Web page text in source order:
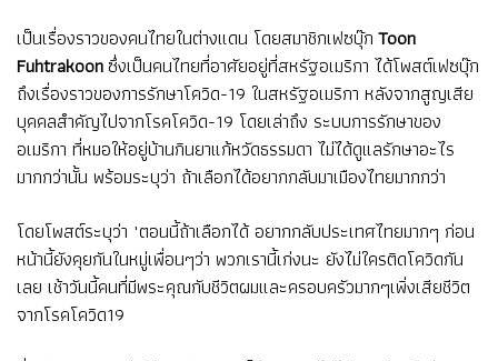
เป็นเรื่องราวของคนไทยในต่างแดน โดยสมาชิกเฟซบุ๊กToon
Fuhtrakoonซึ่งเป็นคนไทยที่อาศัยอยู่ที่สหรัฐอเมริกา ได้โพสต์เฟซบุ๊ก
ถึงเรื่องราวของการรักษาโควิด-19 ในสหรัฐอเมริกา หลังจากสูญเสีย
บุคคลสำคัญไปจากโรคโควิด-19 โดยเล่าถึง ระบบการรักษาของ
อเมริกา ที่หมอให้อยู่บ้านกินยาแก้หวัดธรรมดา ไม่ได้ดูแลรักษาอะไร
มากกว่านั้น พร้อมระบุว่า ถ้าเลือกได้อยากกลับมาเมืองไทยมากกว่า
โดยโพสต์ระบุว่า "ตอนนี้ถ้าเลือกได้ อยากกลับประเทศไทยมากๆ ก่อน
หน้านี้ยังคุยกันในหมู่เพื่อนๆว่า พวกเรานี้เก่งนะ ยังไม่ใครติดโควิดกัน
เลย เช้าวันนี้คนที่มีพระคุณกับชีวิตผมและครอบครัวมากๆเพิ่งเสียชีวิต
จากโรคโควิด19